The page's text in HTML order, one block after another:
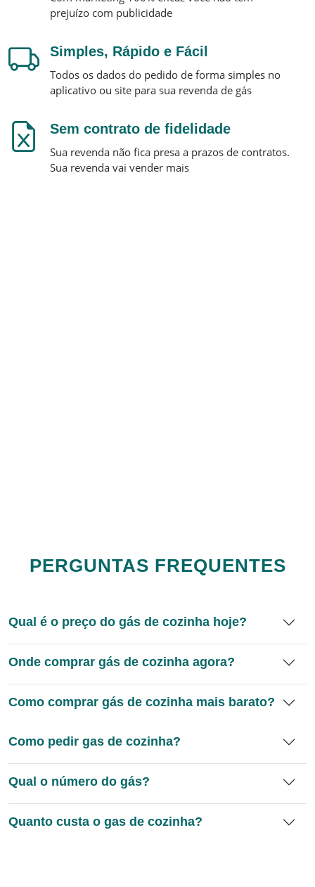
prejuízo com publicidade
Simples, Rápido e Fácil
Todos os dados do pedido de forma simples no
aplicativo ou site para sua revenda de gás
Sem contrato de fidelidade
Sua revenda não fica presa a prazos de contratos.
Sua revenda vai vender mais
PERGUNTAS FREQUENTES
Qual é o preço do gás de cozinha hoje?
Onde comprar gás de cozinha agora?
Como comprar gás de cozinha mais barato?
Como pedir gas de cozinha?
Qual o número do gás?
Quanto custa o gas de cozinha?